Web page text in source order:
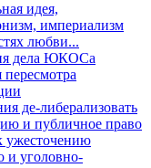
идея,
империализм
любви...
дела ЮКОСа
де-либерализовать
и публичное право
и уголовно-